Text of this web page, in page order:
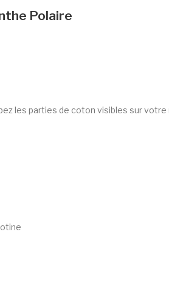
Polaire
les parties de coton visibles sur